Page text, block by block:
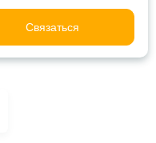
Связаться